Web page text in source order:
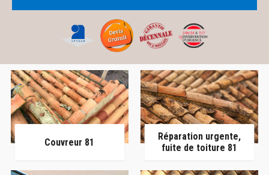
Couvreur 81
Réparation urgente,
fuite de toiture 81